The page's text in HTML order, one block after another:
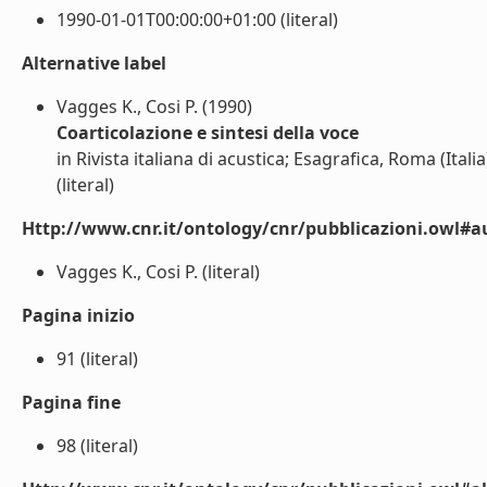
1990-01-01T00:00:00+01:00 (literal)
Alternative label
Vagges K., Cosi P. (1990)
Coarticolazione e sintesi della voce
in Rivista italiana di acustica; Esagrafica, Roma
(literal)
Http://www.cnr.it/ontology/cnr/
Vagges K., Cosi P. (literal)
Pagina inizio
91 (literal)
Pagina fine
98 (literal)